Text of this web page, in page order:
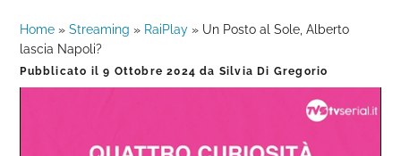
Home »Streaming » RaiPlay » Un Posto al Sole, Alberto
lascia Napoli?
Pubblicato il9 Ottobre 2024 da Silvia Di Gregorio